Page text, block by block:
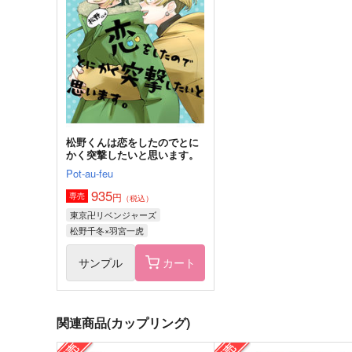
CHIBORI
993円（税込）
羽宮一虎×場地圭介
サンプル 作品詳細
エンドロールで終わりじゃな
場地課長の日常
松野くんは恋をしたのでとに
かく突撃したいと思います。
Pot-au-feu
専売 935円 （税込）
東京卍リベンジャーズ
松野千冬×羽宮一虎
サンプル カート
関連商品(カップリング)